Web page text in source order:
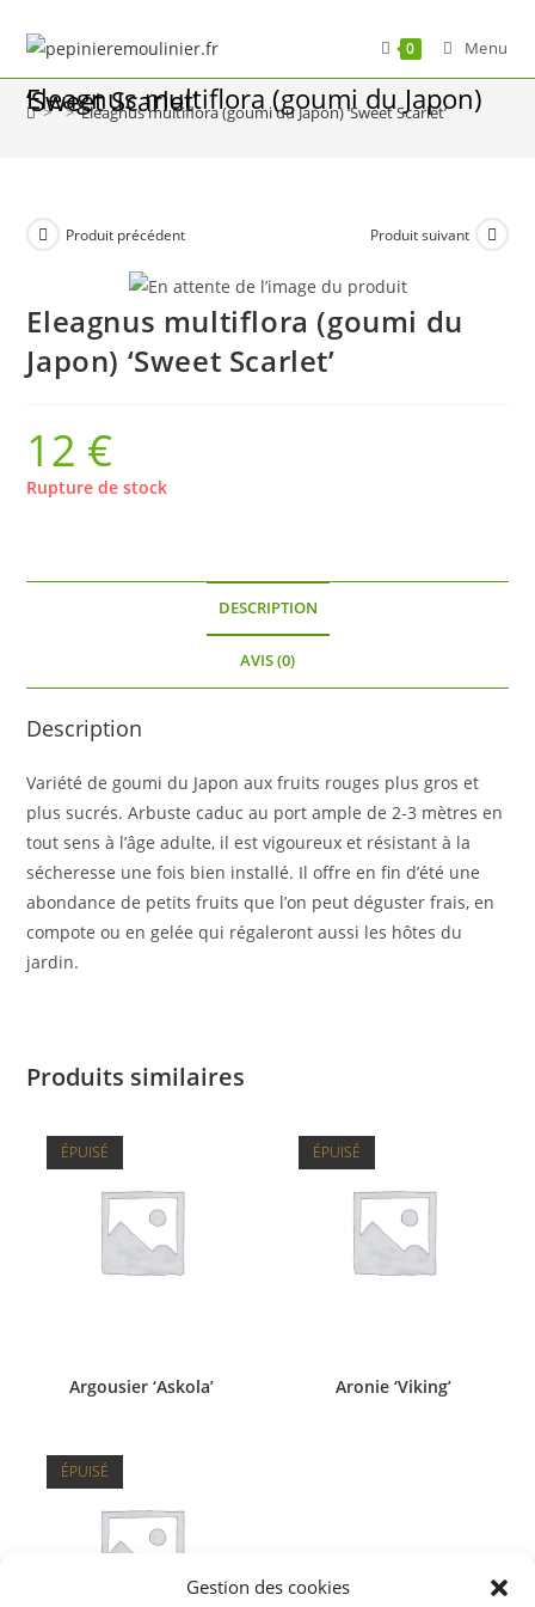
Gestion des cookies
content
0 Menu
Eleagnus multiflora (goumi du Japon) ‘Sweet Scarlet’
> > Eleagnus multiflora (goumi du Japon) ‘Sweet Scarlet’
Produit précédent Produit suivant
Eleagnus multiflora (goumi du
Japon) ‘Sweet Scarlet’
12 €
Rupture de stock
DESCRIPTION
AVIS (0)
Description
Variété de goumi du Japon aux fruits rouges plus gros et
plus sucrés. Arbuste caduc au port ample de 2-3 mètres en
tout sens à l’âge adulte, il est vigoureux et résistant à la
sécheresse une fois bien installé. Il offre en fin d’été une
abondance de petits fruits que l’on peut déguster frais, en
compote ou en gelée qui régaleront aussi les hôtes du
jardin.
Produits similaires
ÉPUISÉ
Argousier ‘Askola’
ÉPUISÉ
Aronie ‘Viking’
ÉPUISÉ